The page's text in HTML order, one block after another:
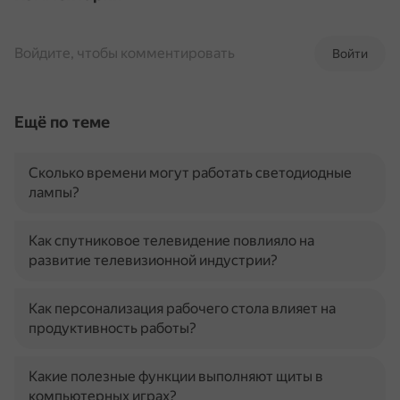
Войти
Войдите, чтобы комментировать
Ещё по теме
Сколько времени могут работать светодиодные
лампы?
Как спутниковое телевидение повлияло на
развитие телевизионной индустрии?
Как персонализация рабочего стола влияет на
продуктивность работы?
Какие полезные функции выполняют щиты в
компьютерных играх?